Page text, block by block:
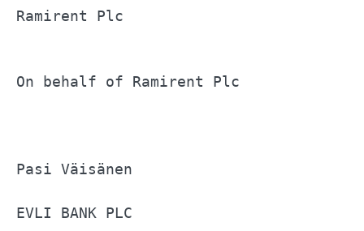
Ramirent Plc
On behalf of Ramirent Plc
Pasi Väisänen
EVLI BANK PLC